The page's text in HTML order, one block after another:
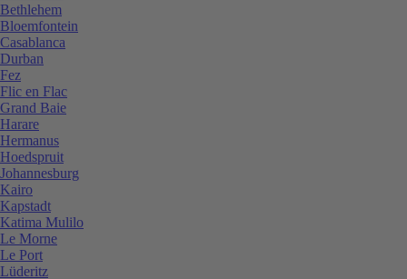
Bethlehem
Bloemfontein
Casablanca
Durban
Fez
Flic en Flac
Grand Baie
Harare
Hermanus
Hoedspruit
Johannesburg
Kairo
Kapstadt
Katima Mulilo
Le Morne
Le Port
Lüderitz